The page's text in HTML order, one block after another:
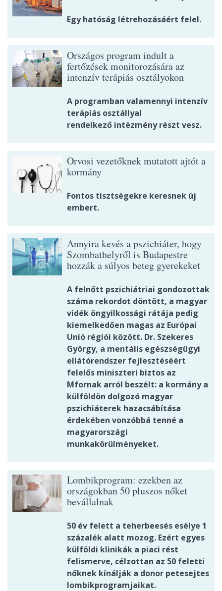
Egy hatóság létrehozásáért felel.
Országos program indult a
fertőzések monitorozására az
intenzív terápiás osztályokon
A programban valamennyi intenzív
terápiás osztállyal
rendelkező intézmény részt vesz.
Orvosi vezetőknek mutatott ajtót a
kormány
Fontos tisztségekre keresnek új
embert.
Annyira kevés a pszichiáter, hogy
Szombathelyről is Budapestre
hozzák a súlyos beteg gyerekeket
A felnőtt pszichiátriai gondozottak
száma rekordot döntött, a magyar
vidék öngyilkossági rátája pedig
kiemelkedően magas az Európai
Unió régiói között. Dr. Szekeres
György, a mentális egészségügyi
ellátórendszer fejlesztéséért
felelős miniszteri biztos az
Mfornak arról beszélt: a kormány a
külföldön dolgozó magyar
pszichiáterek hazacsábítása
érdekében vonzóbbá tenné a
magyarországi
munkakörülményeket.
Lombikprogram: ezekben az
országokban 50 pluszos nőket
bevállalnak
50 év felett a teherbeesés esélye 1
százalék alatt mozog. Ezért egyes
külföldi klinikák a piaci rést
felismerve, célzottan az 50 feletti
nőknek kínálják a donor petesejtes
lombikprogramjaikat.